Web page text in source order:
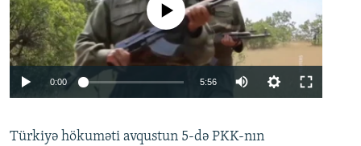
No media source currently available
0:00 5:56
360p
Türkiyə hökuməti avqustun 5-də PKK-nın